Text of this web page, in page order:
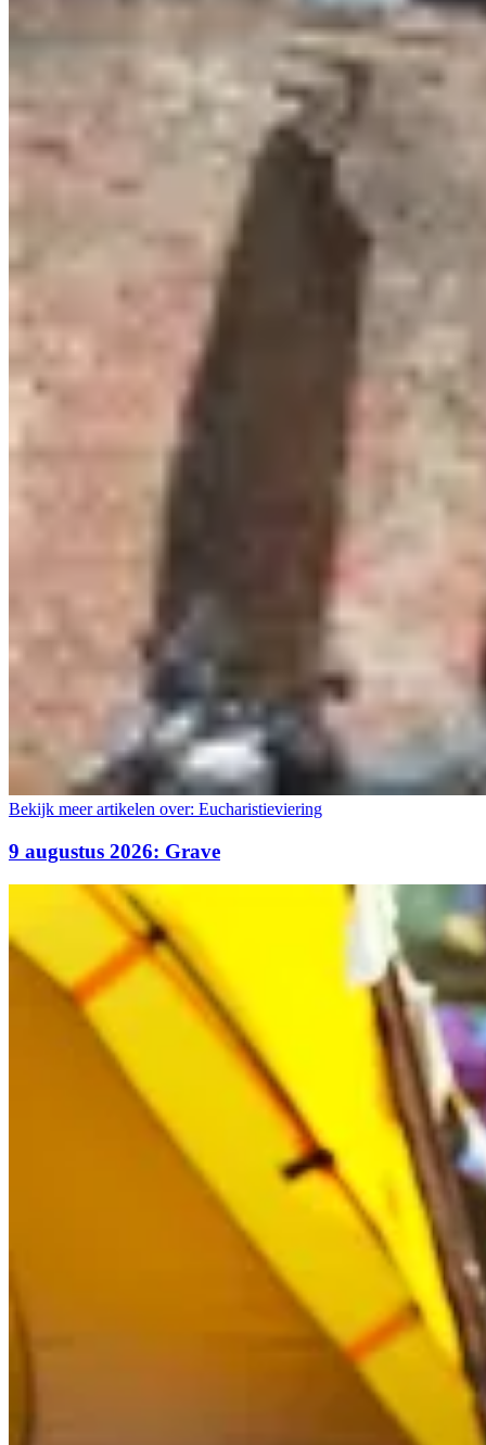
Bekijk meer artikelen over: Eucharistieviering
9 augustus 2026: Grave